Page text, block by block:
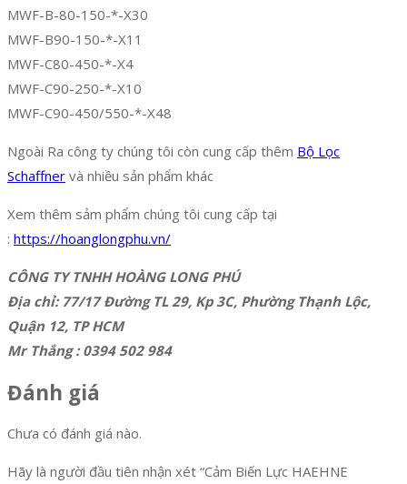
MWF-B-80-150-*-X30
MWF-B90-150-*-X11
MWF-C80-450-*-X4
MWF-C90-250-*-X10
MWF-C90-450/550-*-X48
Ngoài Ra công ty chúng tôi còn cung cấp thêm Bộ Lọc
Schaffner và nhiều sản phẩm khác
Xem thêm sảm phẩm chúng tôi cung cấp tại
: https://hoanglongphu.vn/
CÔNG TY TNHH HOÀNG LONG PHÚ
Địa chỉ: 77/17 Đường TL 29, Kp 3C, Phường Thạnh Lộc,
Quận 12, TP HCM
Mr Thắng : 0394 502 984
Đánh giá
Chưa có đánh giá nào.
Hãy là người đầu tiên nhận xét “Cảm Biến Lực HAEHNE